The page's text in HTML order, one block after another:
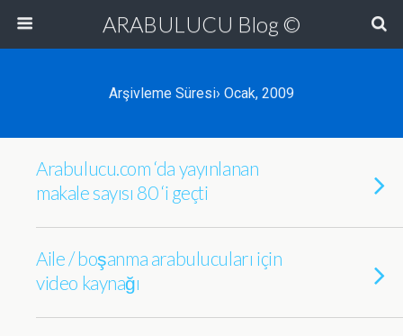
ARABULUCU Blog ©
Arşivleme Süresi› Ocak, 2009
Arabulucu.com ‘da yayınlanan
makale sayısı 80 ‘i geçti
Aile / boşanma arabulucuları için
video kaynağı